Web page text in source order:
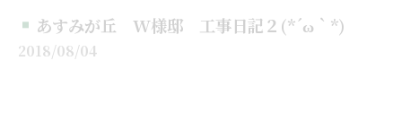
あすみが丘 W様邸 工事日記２(*´ω｀*)
2018/08/04